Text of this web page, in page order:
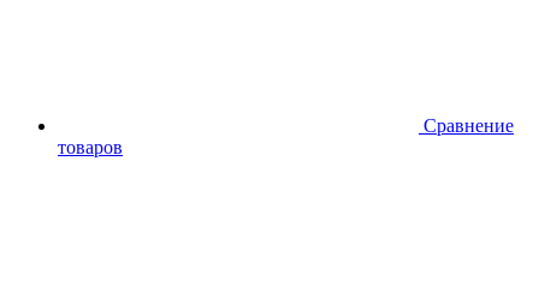
Сравнение
товаров